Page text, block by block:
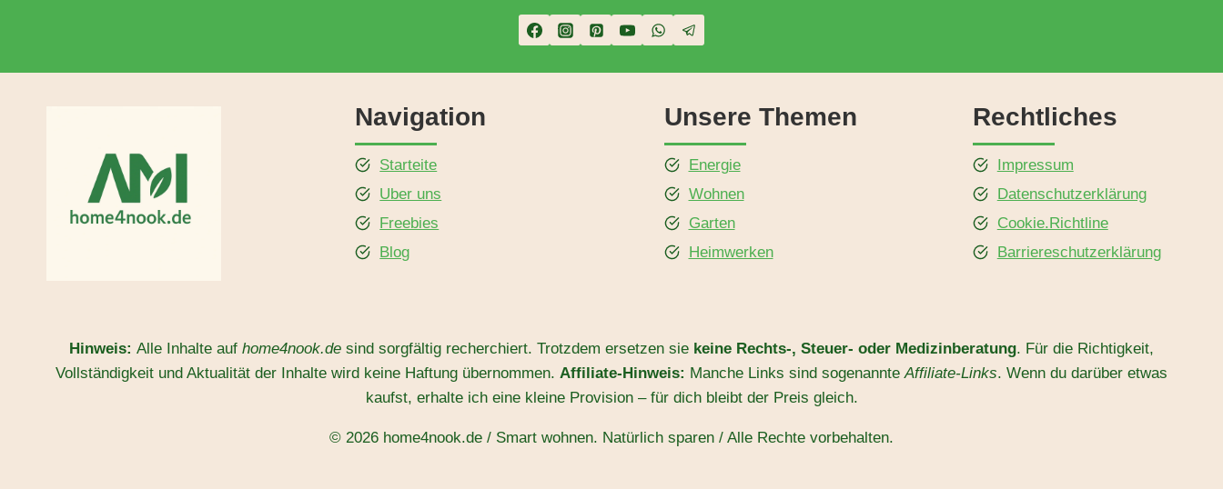
Navigation
Starteite
Uber uns
Freebies
Blog
Unsere Themen
Energie
Wohnen
Garten
Heimwerken
Rechtliches
Impressum
Datenschutzerklärung
Cookie.Richtline
Barriereschutzerklärung
Hinweis: Alle Inhalte auf home4nook.de sind sorgfältig recherchiert. Trotzdem ersetzen sie keine Rechts-, Steuer- oder Medizinberatung. Für die Richtigkeit,
Vollständigkeit und Aktualität der Inhalte wird keine Haftung übernommen. Affiliate-Hinweis: Manche Links sind sogenannteAffiliate-Links. Wenn du darüber etwas
kaufst, erhalte ich eine kleine Provision – für dich bleibt der Preis gleich.
© 2026 home4nook.de / Smart wohnen. Natürlich sparen / Alle Rechte vorbehalten.